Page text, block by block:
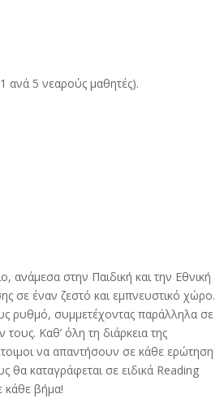
ανά 5 νεαρούς μαθητές).
ανάμεσα στην Παιδική και την Εθνική
σε έναν ζεστό και εμπνευστικό χώρο.
ρυθμό, συμμετέχοντας παράλληλα σε
Καθ’ όλη τη διάρκεια της
να απαντήσουν σε κάθε ερώτηση
θα καταγράφεται σε ειδικά Reading
κάθε βήμα!